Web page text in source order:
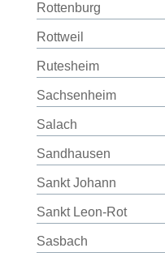
Rottenburg
Rottweil
Rutesheim
Sachsenheim
Salach
Sandhausen
Sankt Johann
Sankt Leon-Rot
Sasbach